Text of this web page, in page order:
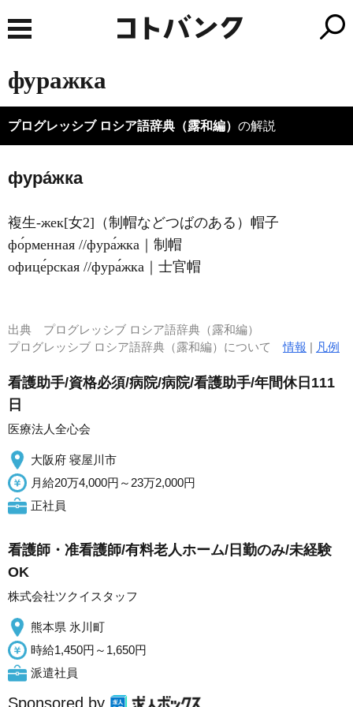
фуражка
プログレッシブ ロシア語辞典（露和編） の解説
фура́жка
複生-жек[女2]（制帽などつばのある）帽子
фо́рменная //фура́жка｜制帽
офице́рская //фура́жка｜士官帽
出典 プログレッシブ ロシア語辞典（露和編）
プログレッシブ ロシア語辞典（露和編）について情報 | 凡例
看護助手/資格必須/病院/病院/看護助手/年間休日111
日
医療法人全心会
大阪府 寝屋川市
月給20万4,000円～23万2,000円
正社員
看護師・准看護師/有料老人ホーム/日勤のみ/未経験
OK
株式会社ツクイスタッフ
熊本県 氷川町
時給1,450円～1,650円
派遣社員
Sponsored by